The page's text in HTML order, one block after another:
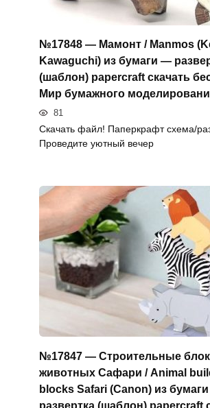
№17848 — Мамонт / Manmos
Kawaguchi) из бумаги —
(шаблон) papercraft скачать
Мир бумажного
81
Скачать файл! Паперкрафт схема/
Проведите уютный вечер
№17847 — Строительные
животных Сафари / Animal
blocks Safari (Canon) из
развертка (шаблон) papercraft